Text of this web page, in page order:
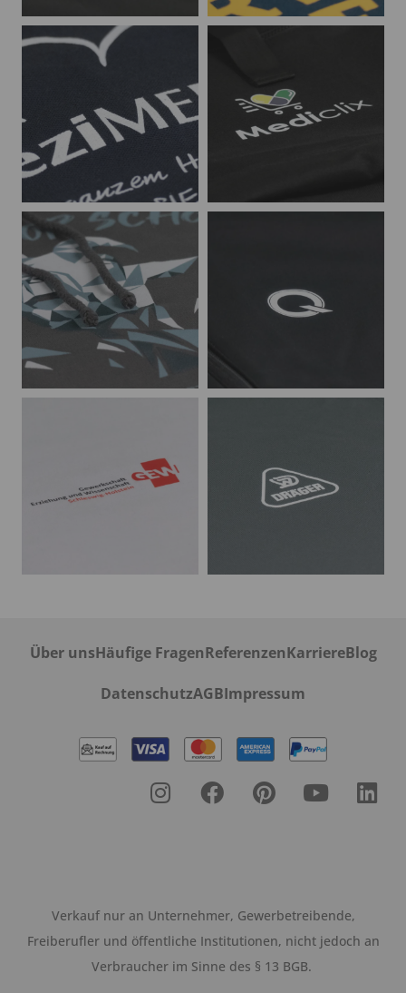
Über unsHäufige FragenReferenzenKarriereBlog
DatenschutzAGBImpressum
Verkauf nur an Unternehmer, Gewerbetreibende,
Freiberufler und öffentliche Institutionen, nicht jedoch an
Verbraucher im Sinne des § 13 BGB.